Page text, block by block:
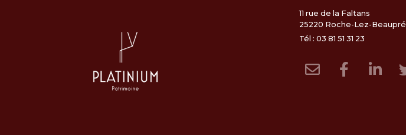
11 rue de la Faltans
25220 Roche-Lez-Beaupré
Tél : 03 81 51 31 23